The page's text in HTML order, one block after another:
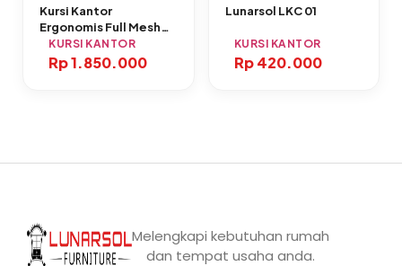
Kursi Kantor
Ergonomis Full Mesh
DR 804
KURSI KANTOR
Rp1.850.000
Lunarsol LKC 01
KURSI KANTOR
Rp420.000
Melengkapi kebutuhan rumah
dan tempat usaha anda.